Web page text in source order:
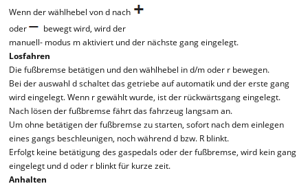
Wenn der wählhebel von d nach
oder
bewegt wird, wird der
manuell- modus m aktiviert und der nächste gang eingelegt.
Losfahren
Die fußbremse betätigen und den wählhebel in d/m oder r bewegen.
Bei der auswahl d schaltet das getriebe auf automatik und der erste gang
wird eingelegt. Wenn r gewählt wurde, ist der rückwärtsgang eingelegt.
Nach lösen der fußbremse fährt das fahrzeug langsam an.
Um ohne betätigen der fußbremse zu starten, sofort nach dem einlegen
eines gangs beschleunigen, noch während d bzw. R blinkt.
Erfolgt keine betätigung des gaspedals oder der fußbremse, wird kein gang
eingelegt und d oder r blinkt für kurze zeit.
Anhalten